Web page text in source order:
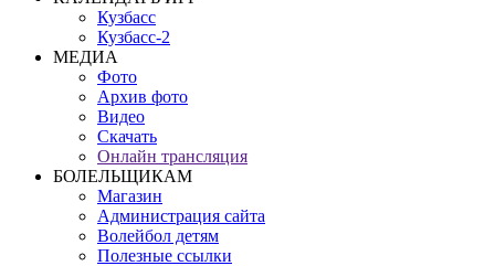
Кузбасс
Кузбасс-2
МЕДИА
Фото
Архив фото
Видео
Скачать
Онлайн трансляция
БОЛЕЛЬЩИКАМ
Магазин
Администрация сайта
Волейбол детям
Полезные ссылки